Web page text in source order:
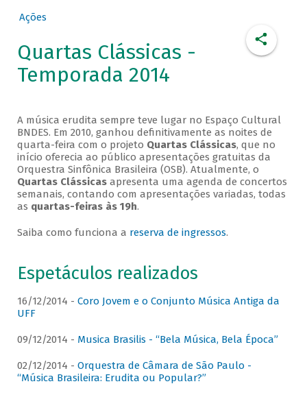
Ações
Quartas Clássicas -
Temporada 2014
A música erudita sempre teve lugar no Espaço Cultural
BNDES. Em 2010, ganhou definitivamente as noites de
quarta-feira com o projeto Quartas Clássicas, que no
início oferecia ao público apresentações gratuitas da
Orquestra Sinfônica Brasileira (OSB). Atualmente, o
Quartas Clássicasapresenta uma agenda de concertos
semanais, contando com apresentações variadas, todas
as quartas-feiras às 19h.
Saiba como funciona a reserva de ingressos.
Espetáculos realizados
16/12/2014 - Coro Jovem e o Conjunto Música Antiga da
UFF
09/12/2014 - Musica Brasilis - “Bela Música, Bela Época”
02/12/2014 - Orquestra de Câmara de São Paulo -
“Música Brasileira: Erudita ou Popular?”